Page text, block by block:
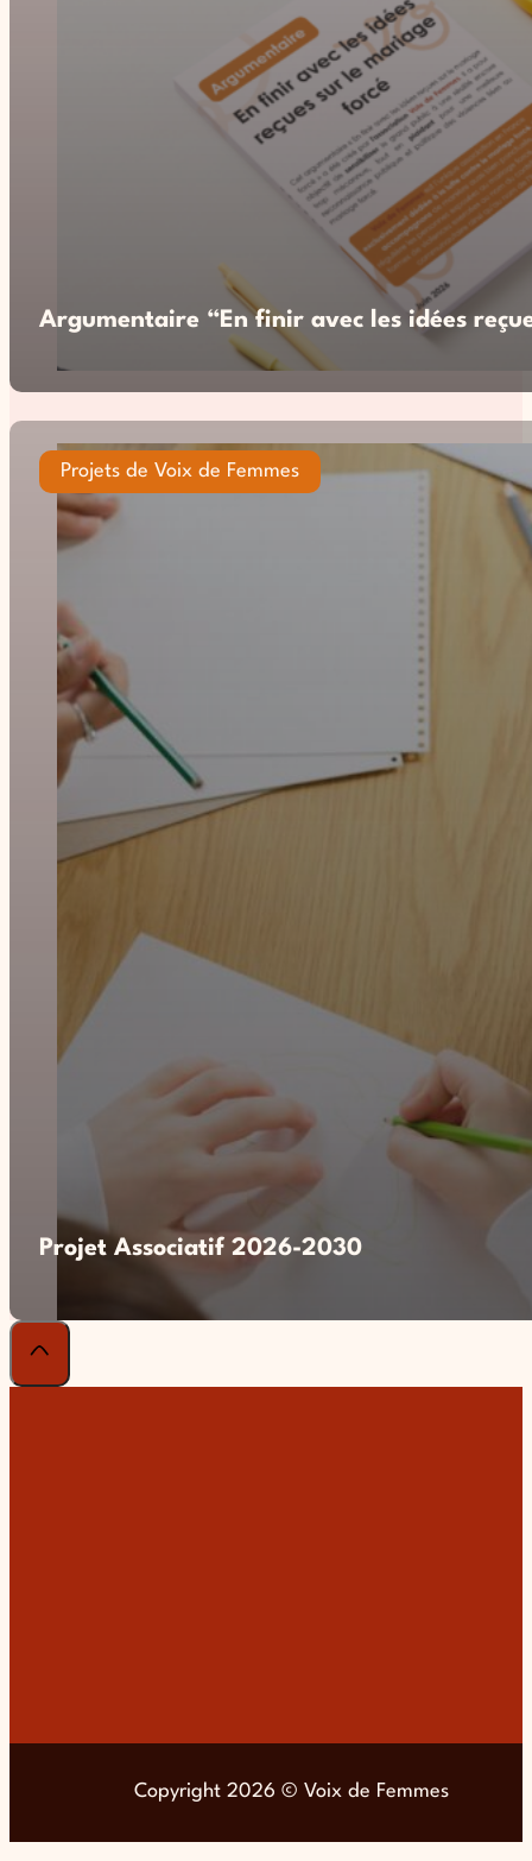
Argumentaire “En finir avec les idées
Projets de Voix de Femmes
Projet Associatif 2026-2030
Copyright 2026 © Voix de Femmes